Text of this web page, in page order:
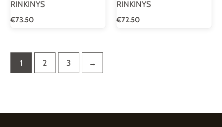
RINKINYS
€73.50
RINKINYS
€72.50
1 2 3 →